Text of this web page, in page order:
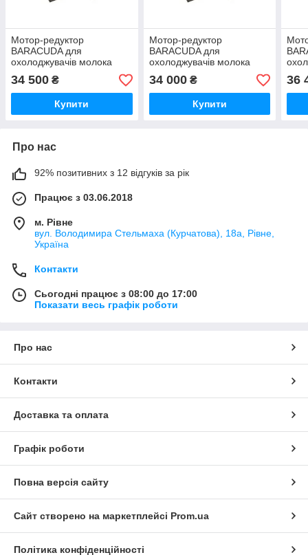
Мотор-редуктор
BARACUDA для
охолоджувачів молока
DeLaval, Alfa-Laval, Japy
039509
34 500 ₴
Купити
Мотор-редуктор
BARACUDA для
охолоджувачів молока
PROMINOX, Alfa Laval,
DeLaval 039508
34 000₴
Купити
RO-
36
Про нас
92% позитивних з 12 відгуків за рік
Працює з 03.06.2018
м. Рівне
вул. Володимира Стельмаха (Курчатова), 18а, Рівне,
Україна
Контакти
Сьогодні працює з 08:00 до 17:00
Показати весь графік роботи
Про нас
Контакти
Доставка та оплата
Графік роботи
Повна версія сайту
Сайт створено на маркетплейсі Prom.ua
Політика конфіденційності